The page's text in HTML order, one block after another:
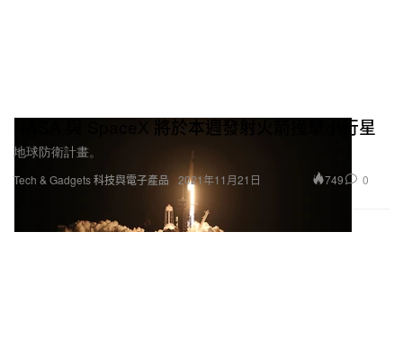
Tech & Gadgets 科技與電子產品
NASA 與 SpaceX 將於本週發射火箭撞擊小行星
地球防衛計畫。
2021年11月21日 749 0